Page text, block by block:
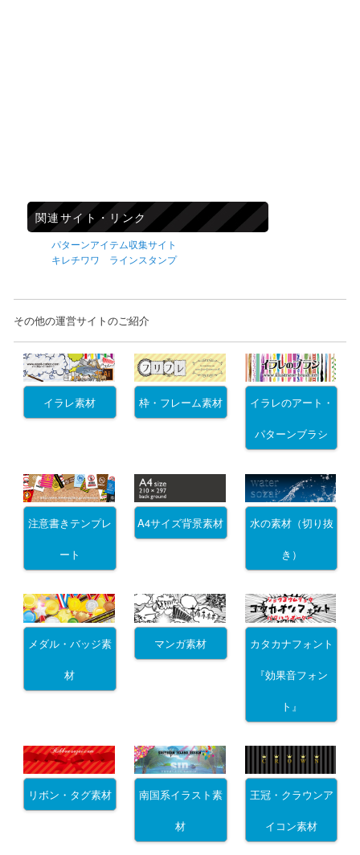
関連サイト・リンク
パターンアイテム収集サイト
キレチワワ ラインスタンプ
その他の運営サイトのご紹介
イラレ素材 枠・フレーム素材 イラレのアート・
パターンブラシ
注意書きテンプレ
ート
A4サイズ背景素材 水の素材（切り抜
き）
メダル・バッジ素
材
マンガ素材 カタカナフォント
『効果音フォン
ト』
リボン・タグ素材 南国系イラスト素
材
王冠・クラウンア
イコン素材